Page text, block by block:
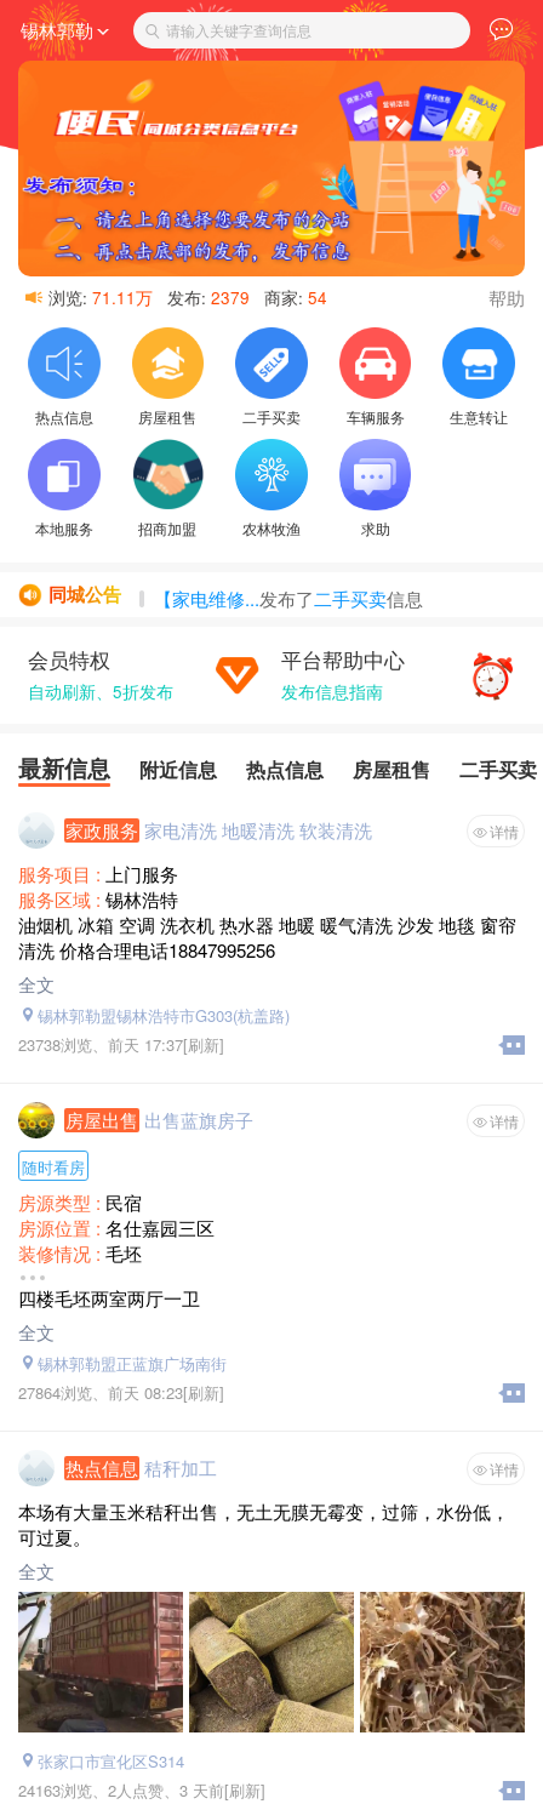
锡林郭勒 请输入关键字查询信息
浏览: 71.11万 发布: 2379 商家: 54 帮助
热点信息 房屋租售 二手买卖 车辆服务 生意转让
本地服务 招商加盟 农林牧渔 求助
同城公告 【家电维修... 发布了二手买卖信息
发布了热点信息信息
祛斑膏
发布了 房屋租售信息
会员特权
自动刷新、5折发布
平台帮助中心
发布信息指南
最新信息 附近信息 热点信息 房屋租售 二手买卖
家政服务 家电清洗 地暖清洗 软装清洗 详情
服务项目 : 上门服务
服务区域 : 锡林浩特
油烟机 冰箱 空调 洗衣机 热水器 地暖 暖气清洗 沙发 地毯 窗帘
清洗 价格合理电话18847995256
全文
锡林郭勒盟锡林浩特市G303(杭盖路)
23738浏览、 前天 17:37[刷新]
房屋出售 出售蓝旗房子 详情
随时看房
房源类型 : 民宿
房源位置 : 名仕嘉园三区
装修情况 : 毛坯
面积 :
售价 :19
四楼毛坯两室两厅一卫
全文
锡林郭勒盟正蓝旗广场南街
27864浏览、 前天 08:23[刷新]
热点信息 秸秆加工 详情
本场有大量玉米秸秆出售，无土无膜无霉变，过筛，水份低，
可过夏。
全文
张家口市宣化区S314
24163浏览、 2人点赞、 3 天前[刷新]